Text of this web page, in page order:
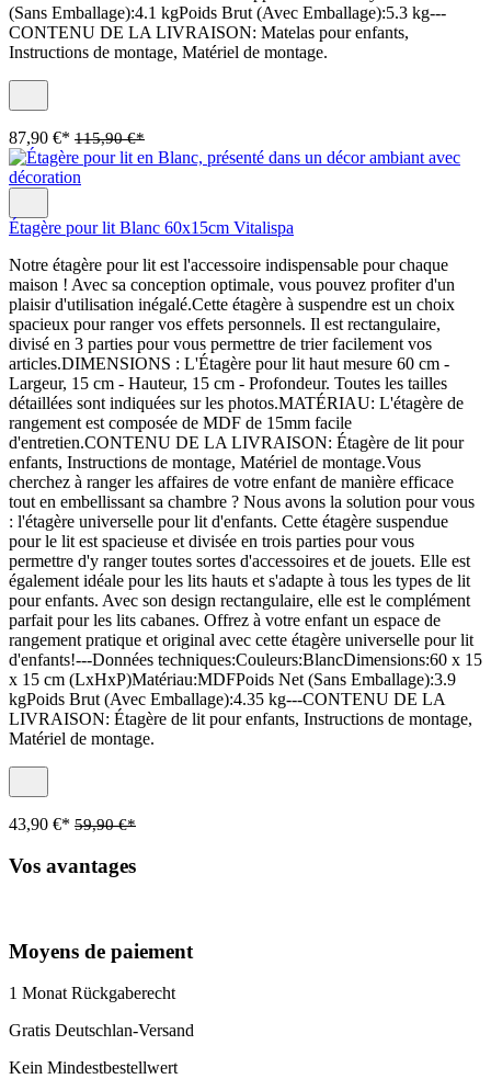
(Sans Emballage):4.1 kgPoids Brut (Avec Emballage):5.3 kg---
CONTENU DE LA LIVRAISON: Matelas pour enfants,
Instructions de montage, Matériel de montage.
87,90 €* 115,90 €*
Étagère pour lit Blanc 60x15cm Vitalispa
Notre étagère pour lit est l'accessoire indispensable pour chaque
maison ! Avec sa conception optimale, vous pouvez profiter d'un
plaisir d'utilisation inégalé.Cette étagère à suspendre est un choix
spacieux pour ranger vos effets personnels. Il est rectangulaire,
divisé en 3 parties pour vous permettre de trier facilement vos
articles.DIMENSIONS : L'Étagère pour lit haut mesure 60 cm -
Largeur, 15 cm - Hauteur, 15 cm - Profondeur. Toutes les tailles
détaillées sont indiquées sur les photos.MATÉRIAU: L'étagère de
rangement est composée de MDF de 15mm facile
d'entretien.CONTENU DE LA LIVRAISON: Étagère de lit pour
enfants, Instructions de montage, Matériel de montage.Vous
cherchez à ranger les affaires de votre enfant de manière efficace
tout en embellissant sa chambre ? Nous avons la solution pour vous
: l'étagère universelle pour lit d'enfants. Cette étagère suspendue
pour le lit est spacieuse et divisée en trois parties pour vous
permettre d'y ranger toutes sortes d'accessoires et de jouets. Elle est
également idéale pour les lits hauts et s'adapte à tous les types de lit
pour enfants. Avec son design rectangulaire, elle est le complément
parfait pour les lits cabanes. Offrez à votre enfant un espace de
rangement pratique et original avec cette étagère universelle pour lit
d'enfants!---Données techniques:Couleurs:BlancDimensions:60 x 15
x 15 cm (LxHxP)Matériau:MDFPoids Net (Sans Emballage):3.9
kgPoids Brut (Avec Emballage):4.35 kg---CONTENU DE LA
LIVRAISON: Étagère de lit pour enfants, Instructions de montage,
Matériel de montage.
43,90 €* 59,90 €*
Vos avantages
Moyens de paiement
1 Monat Rückgaberecht
Gratis Deutschlan-Versand
Kein Mindestbestellwert